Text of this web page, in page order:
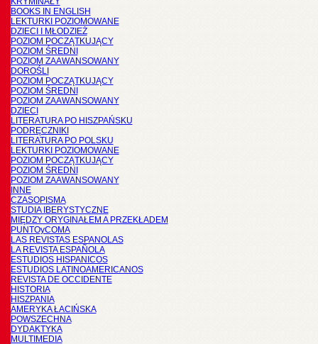
BOOKS IN ENGLISH
LEKTURKI POZIOMOWANE
DZIECI I MŁODZIEŻ
POZIOM POCZĄTKUJĄCY
POZIOM ŚREDNI
POZIOM ZAAWANSOWANY
DOROŚLI
POZIOM POCZĄTKUJĄCY
POZIOM ŚREDNI
POZIOM ZAAWANSOWANY
DZIECI
LITERATURA PO HISZPAŃSKU
PODRĘCZNIKI
LITERATURA PO POLSKU
LEKTURKI POZIOMOWANE
POZIOM POCZĄTKUJĄCY
POZIOM ŚREDNI
POZIOM ZAAWANSOWANY
INNE
CZASOPISMA
STUDIA IBERYSTYCZNE
MIĘDZY ORYGINAŁEM A PRZEKŁADEM
PUNTOyCOMA
LAS REVISTAS ESPANOLAS
LA REVISTA ESPAÑOLA
ESTUDIOS HISPANICOS
ESTUDIOS LATINOAMERICANOS
REVISTA DE OCCIDENTE
HISTORIA
HISZPANIA
AMERYKA ŁACIŃSKA
POWSZECHNA
DYDAKTYKA
MULTIMEDIA